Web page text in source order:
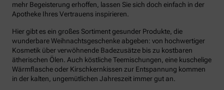
mehr Begeisterung erhoffen, lassen Sie sich doch einfach in der
Apotheke Ihres Vertrauens inspirieren.
Hier gibt es ein großes Sortiment gesunder Produkte, die
wunderbare Weihnachtsgeschenke abgeben: von hochwertiger
Kosmetik über verwöhnende Badezusätze bis zu kostbaren
ätherischen Ölen. Auch köstliche Teemischungen, eine kuschelige
Wärmflasche oder Kirschkernkissen zur Entspannung kommen
in der kalten, ungemütlichen Jahreszeit immer gut an.